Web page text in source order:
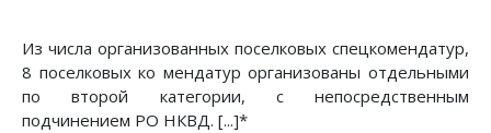
Из числа организованных поселковых спецкомендатур,
8 поселковых ко мендатур организованы отдельными
по второй категории, с непосредственным
подчинением РО НКВД. [...]*